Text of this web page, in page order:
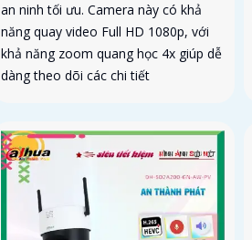
an ninh tối ưu. Camera này có khả
năng quay video Full HD 1080p, với
khả năng zoom quang học 4x giúp dễ
dàng theo dõi các chi tiết